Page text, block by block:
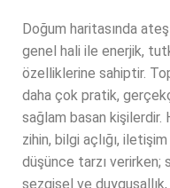
Doğum haritasında
genel hali ile enerjik,
özelliklerine sahiptir.
daha çok pratik,
sağlam basan
zihin, bilgi açlığı,
düşünce tarzı verirken;
sezgisel ve